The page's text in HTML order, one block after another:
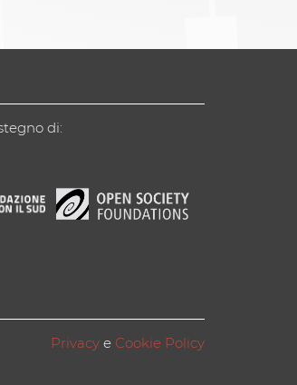
di:
Privacy e Cookie Policy